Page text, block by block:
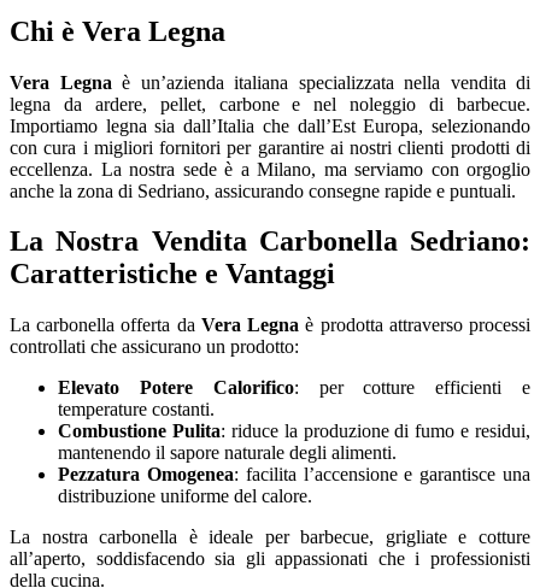
Chi è Vera Legna
Vera Legna è un’azienda italiana specializzata nella vendita di
legna da ardere, pellet, carbone e nel noleggio di barbecue.
Importiamo legna sia dall’Italia che dall’Est Europa, selezionando
con cura i migliori fornitori per garantire ai nostri clienti prodotti di
eccellenza. La nostra sede è a Milano, ma serviamo con orgoglio
anche la zona di Sedriano, assicurando consegne rapide e puntuali.
La Nostra Vendita Carbonella Sedriano:
Caratteristiche e Vantaggi
La carbonella offerta da Vera Legna è prodotta attraverso processi
controllati che assicurano un prodotto:
Elevato Potere Calorifico: per cotture efficienti e
temperature costanti.
Combustione Pulita: riduce la produzione di fumo e residui,
mantenendo il sapore naturale degli alimenti.
Pezzatura Omogenea: facilita l’accensione e garantisce una
distribuzione uniforme del calore.
La nostra carbonella è ideale per barbecue, grigliate e cotture
all’aperto, soddisfacendo sia gli appassionati che i professionisti
della cucina.